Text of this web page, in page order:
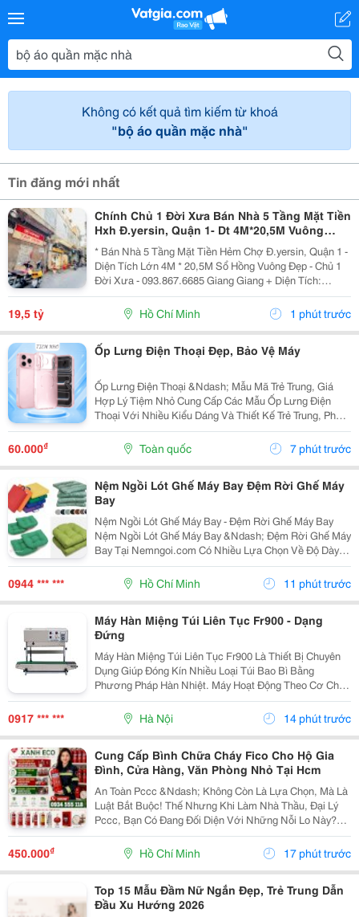
Không có kết quả tìm kiếm từ khoá
"bộ áo quần mặc nhà"
Tin đăng mới nhất
Chính Chủ 1 Đời Xưa Bán Nhà 5 Tầng Mặt Tiền
Hxh Đ.yersin, Quận 1- Dt 4M*20,5M Vuông
Đẹp- Giá Tốt Chỉ 19,5T- Nh Định Giá 19T- Khai
Thác Dòng
* Bán Nhà 5 Tầng Mặt Tiền Hẻm Chợ Đ.yersin, Quận 1 -
Diện Tích Lớn 4M * 20,5M Sổ Hồng Vuông Đẹp - Chủ 1
Đời Xưa - 093.867.6685 Giang Giang + Diện Tích:
80M2. + Kết Cấu: 5 Tầng Btct - 6Pn - 6 Wc. + Ngay Chợ
Bến Thành &Amp; Chợ Dân Sinh - Khu Vực...
19,5 tỷ Hồ Chí Minh 1 phút trước
Ốp Lưng Điện Thoại Đẹp, Bảo Vệ Máy
Ốp Lưng Điện Thoại &Ndash; Mẫu Mã Trẻ Trung, Giá
Hợp Lý Tiệm Nhỏ Cung Cấp Các Mẫu Ốp Lưng Điện
Thoại Với Nhiều Kiểu Dáng Và Thiết Kế Trẻ Trung, Phù
Hợp Với Học Sinh, Sinh Viên Và Người Dùng Yêu Thích
Phụ Kiện Điện Thoại. Ốp Được Thiết Kế Vừa Vặn...
60.000₫ Toàn quốc 7 phút trước
Nệm Ngồi Lót Ghế Máy Bay Đệm Rời Ghế Máy
Bay
Nệm Ngồi Lót Ghế Máy Bay - Đệm Rời Ghế Máy Bay
Nệm Ngồi Lót Ghế Máy Bay &Ndash; Đệm Rời Ghế Máy
Bay Tại Nemngoi.com Có Nhiều Lựa Chọn Về Độ Dày,
Ruột Nệm, Chất Liệu Vỏ Và Kích Thước Để Đáp Ứng
Nhu Cầu Người Mua. Sản Phẩm Đang Có Khuyến Mãi,
Ưu Đãi...
0944 *** *** Hồ Chí Minh 11 phút trước
Máy Hàn Miệng Túi Liên Tục Fr900 - Dạng
Đứng
Máy Hàn Miệng Túi Liên Tục Fr900 Là Thiết Bị Chuyên
Dụng Giúp Đóng Kín Nhiều Loại Túi Bao Bì Bằng
Phương Pháp Hàn Nhiệt. Máy Hoạt Động Theo Cơ Chế
Liên Tục, Hỗ Trợ Tăng Tốc Độ Đóng Gói Và Tạo Đường
Hàn Đều Trên Từng Sản Phẩm. Đây Là Lựa Chọn Phù
0917 *** *** Hà Nội 14 phút trước
Cung Cấp Bình Chữa Cháy Fico Cho Hộ Gia
Đình, Cửa Hàng, Văn Phòng Nhỏ Tại Hcm
An Toàn Pccc &Ndash; Không Còn Là Lựa Chọn, Mà Là
Luật Bắt Buộc! Thế Nhưng Khi Làm Nhà Thầu, Đại Lý
Pccc, Bạn Có Đang Đối Diện Với Những Nỗi Lo Này?
Đại Lý Nhỏ: Sợ Ôm Hàng, Vốn Chôn, Rủi Ro Cao. Nhà
Thầu: Hồ Sơ Pháp Lý Không Đủ, Công Trình Chậm...
450.000₫ Hồ Chí Minh 17 phút trước
Top 15 Mẫu Đầm Nữ Ngắn Đẹp, Trẻ Trung Dẫn
Đầu Xu Hướng 2026